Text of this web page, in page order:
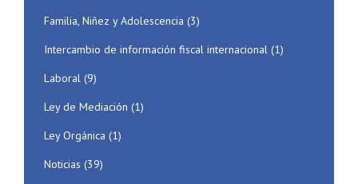
Familia, Niñez y Adolescencia (3)
Intercambio de información fiscal internacional (1)
Laboral (9)
Ley de Mediación (1)
Ley Orgánica (1)
Noticias (39)